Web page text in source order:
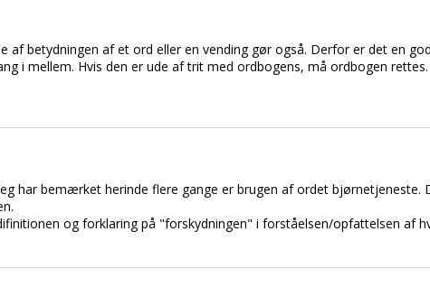
af betydningen af et ord eller en vending gør også. Derfor er det en
i mellem. Hvis den er ude af trit med ordbogens, må ordbogen rettes.
har bemærket herinde flere gange er brugen af ordet bjørnetjeneste.
og forklaring på "forskydningen" i forståelsen/opfattelsen af